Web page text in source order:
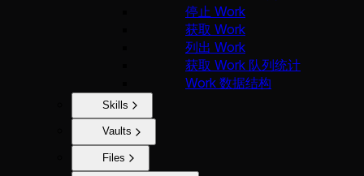
停止 Work
获取 Work
列出 Work
获取 Work 队列统计
Work 数据结构
Skills
Vaults
Files